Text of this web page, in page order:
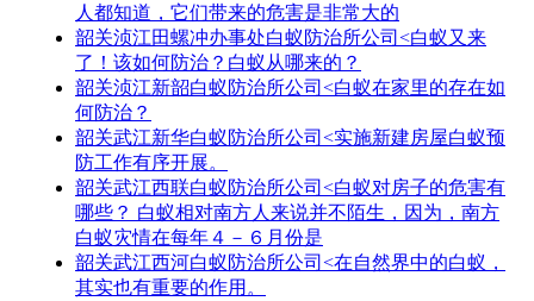
人都知道，它们带来的危害是非常大的
韶关浈江田螺冲办事处白蚁防治所公司<白蚁又来
了！该如何防治？白蚁从哪来的？
韶关浈江新韶白蚁防治所公司<白蚁在家里的存在如
何防治？
韶关武江新华白蚁防治所公司<实施新建房屋白蚁预
防工作有序开展。
韶关武江西联白蚁防治所公司<白蚁对房子的危害有
哪些？ 白蚁相对南方人来说并不陌生，因为，南方
白蚁灾情在每年４－６月份是
韶关武江西河白蚁防治所公司<在自然界中的白蚁，
其实也有重要的作用。